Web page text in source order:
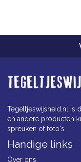
Tegeltjeswijsheid.nl is
en andere producten
spreuken of foto's.
Handige links
Over ons